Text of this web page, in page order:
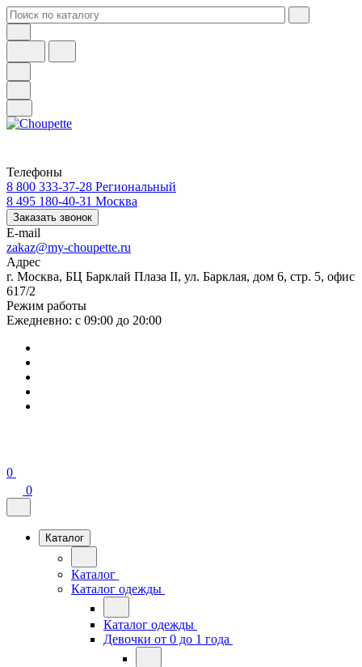
Телефоны
8 800 333-37-28 Региональный
8 495 180-40-31 Москва
Заказать звонок
E-mail
zakaz@my-choupette.ru
Адрес
г. Москва, БЦ Барклай Плаза II, ул. Барклая, дом 6, стр. 5, офис
617/2
Режим работы
Ежедневно: с 09:00 до 20:00
0
0
Каталог
Каталог
Каталог одежды
Каталог одежды
Девочки от 0 до 1 года